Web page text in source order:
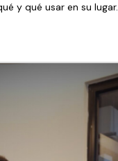
y qué usar en su lugar.